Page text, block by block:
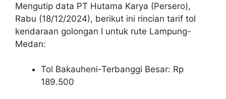
Mengutip data PT Hutama Karya (Persero),
Rabu (18/12/2024), berikut ini rincian tarif tol
kendaraan golongan I untuk rute Lampung-
Medan:
Tol Bakauheni-Terbanggi Besar: Rp
189.500